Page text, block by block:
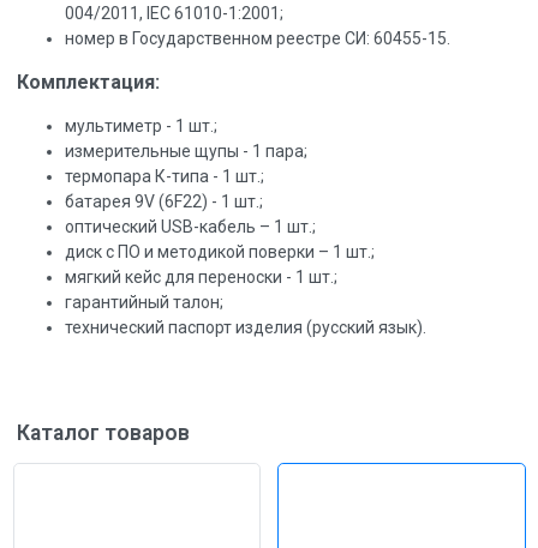
004/2011, IEC 61010-1:2001;
номер в Государственном реестре СИ: 60455-15.
Комплектация:
мультиметр - 1 шт.;
измерительные щупы - 1 пара;
термопара К-типа - 1 шт.;
батарея 9V (6F22) - 1 шт.;
оптический USB-кабель – 1 шт.;
диск с ПО и методикой поверки – 1 шт.;
мягкий кейс для переноски - 1 шт.;
гарантийный талон;
технический паспорт изделия (русский язык).
Каталог товаров